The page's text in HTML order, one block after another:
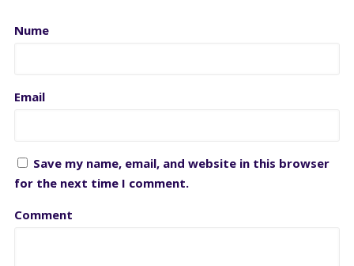
Nume
Email
Save my name, email, and website in this browser
for the next time I comment.
Comment